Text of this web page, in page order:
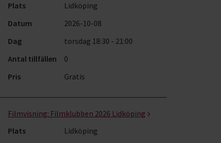
Plats
Lidköping
Datum
2026-10-08
Dag
torsdag 18:30 - 21:00
Antal tillfällen
0
Pris
Gratis
Filmvisning: Filmklubben 2026 Lidköping
Plats
Lidköping